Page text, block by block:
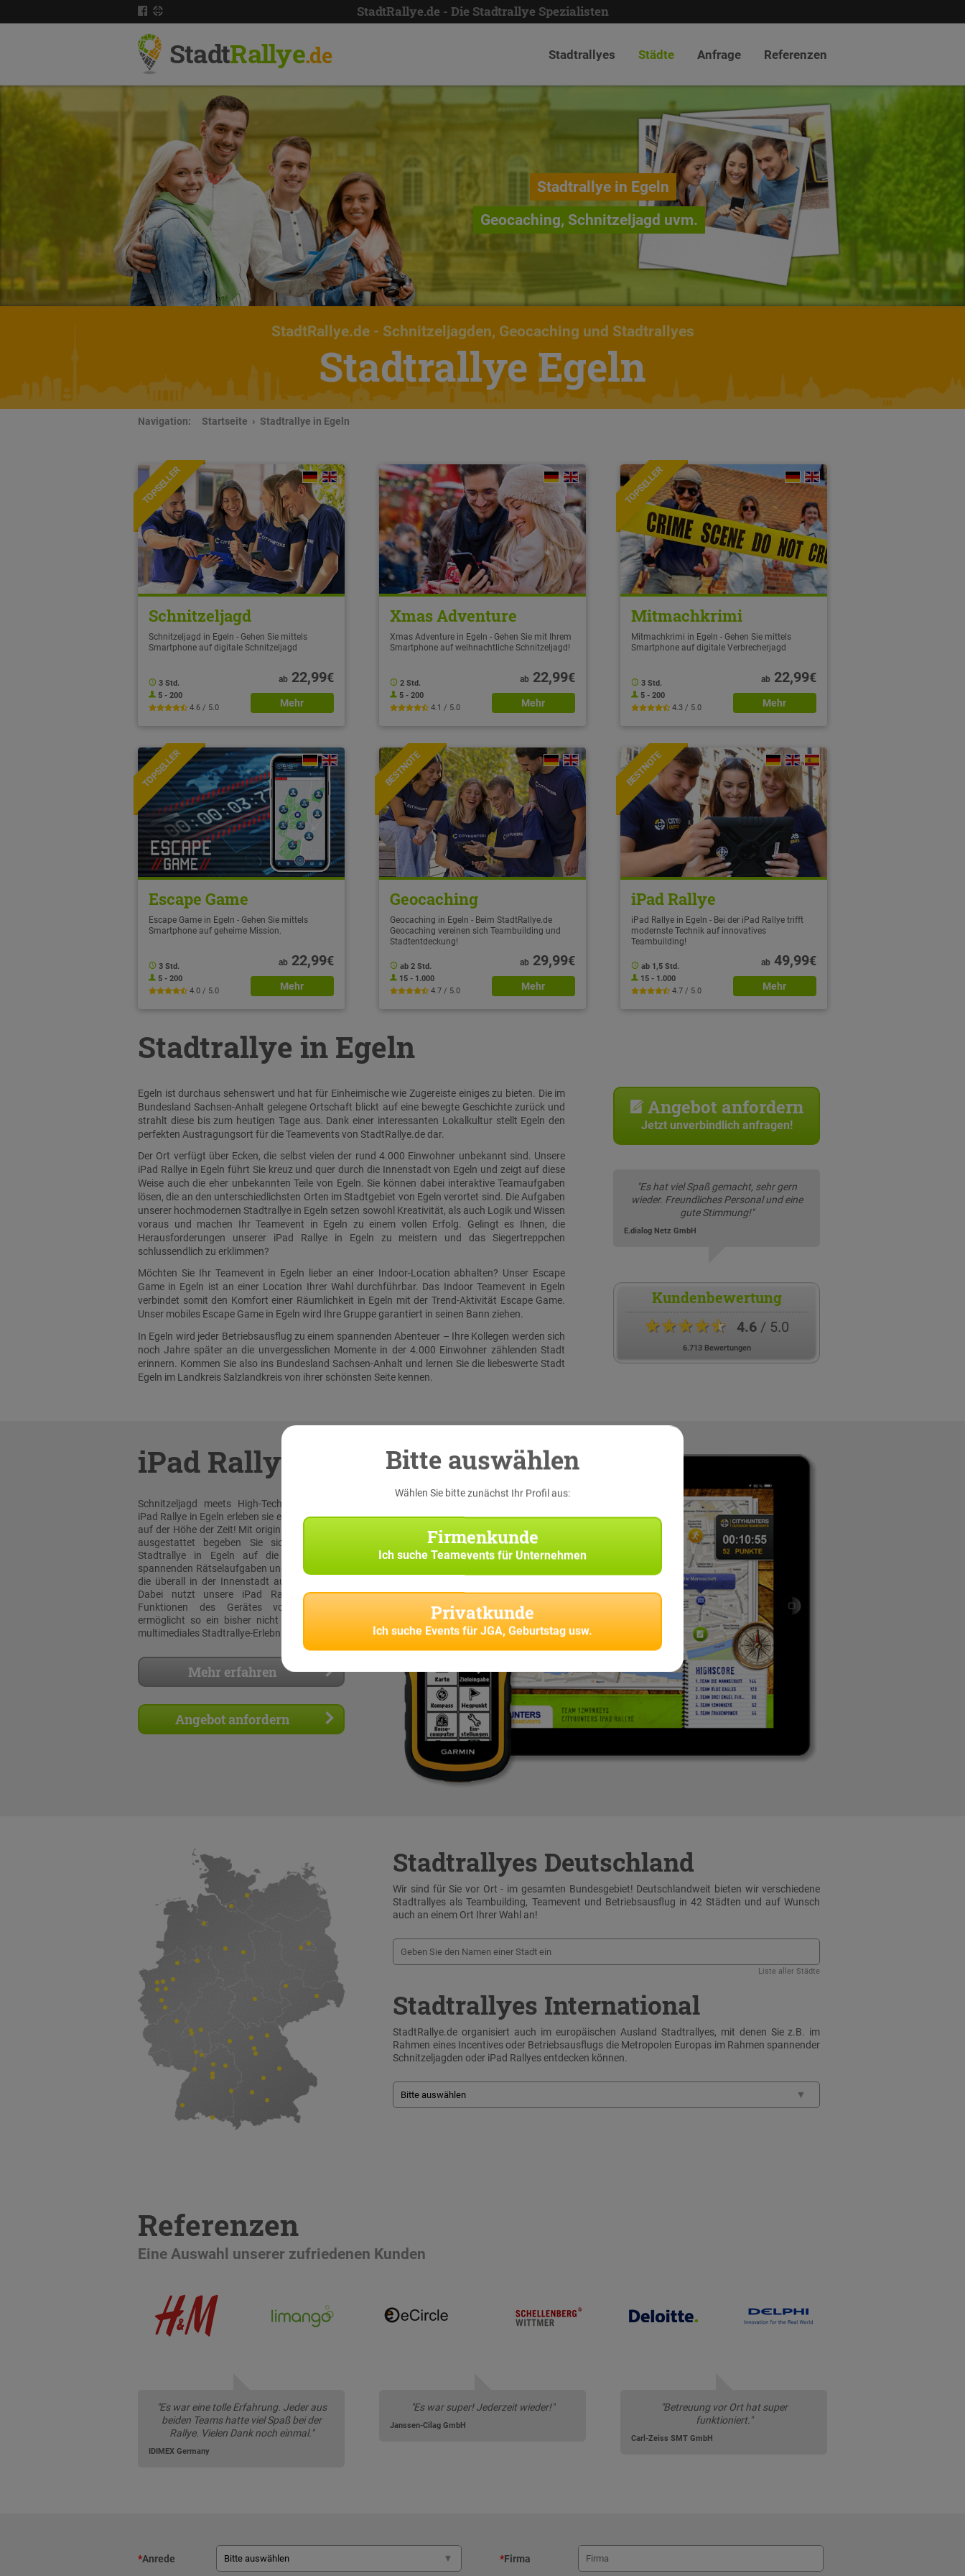
StadtRallye.de - Die Stadtrallye Spezialisten
StadtRallye.de Stadtrallyes Städte Anfrage Referenzen
Stadtrallye in Egeln
Geocaching, Schnitzeljagd uvm.
StadtRallye.de- Schnitzeljagden, Geocaching und Stadtrallyes
Stadtrallye Egeln
Navigation: Startseite Stadtrallye in Egeln
TOPSELLER
Schnitzeljagd
Schnitzeljagd in Egeln - Gehen Sie mittels
Smartphone auf digitale Schnitzeljagd
3 Std.
5 - 200
4.6 / 5.0
ab22,99€
Mehr
Xmas Adventure
Xmas Adventure in Egeln - Gehen Sie mit Ihrem
Smartphone auf weihnachtliche Schnitzeljagd!
2 Std.
5 - 200
4.1 / 5.0
ab22,99€
Mehr
TOPSELLER
Mitmachkrimi
Mitmachkrimi in Egeln - Gehen Sie mittels
Smartphone auf digitale Verbrecherjagd
3 Std.
5 - 200
4.3 / 5.0
ab22,99€
Mehr
NEU
TOPSELLER
Escape Game
Escape Game in Egeln - Gehen Sie mittels
Smartphone auf geheime Mission.
3 Std.
5 - 200
4.0 / 5.0
ab22,99€
Mehr
BESTNOTE
Geocaching
Geocaching in Egeln - Beim StadtRallye.de
Geocaching vereinen sich Teambuilding und
Stadtentdeckung!
ab 2 Std.
15 - 1.000
4.7 / 5.0
ab29,99€
Mehr
BESTNOTE
iPad Rallye
iPad Rallye in Egeln - Bei der iPad Rallye trifft
modernste Technik auf innovatives
Teambuilding!
ab 1,5 Std.
15 - 1.000
4.7 / 5.0
ab49,99€
Mehr
Stadtrallye in Egeln
Egeln ist durchaus sehenswert und hat für Einheimische wie Zugereiste einiges zu bieten. Die im
Bundesland Sachsen-Anhalt gelegene Ortschaft blickt auf eine bewegte Geschichte zurück und
strahlt diese bis zum heutigen Tage aus. Dank einer interessanten Lokalkultur stellt Egeln den
perfekten Austragungsort für die Teamevents von StadtRallye.de dar.
Der Ort verfügt über Ecken, die selbst vielen der rund 4.000 Einwohner unbekannt sind. Unsere
iPad Rallye in Egeln führt Sie kreuz und quer durch die Innenstadt von Egeln und zeigt auf diese
Weise auch die eher unbekannten Teile von Egeln. Sie können dabei interaktive Teamaufgaben
lösen, die an den unterschiedlichsten Orten im Stadtgebiet von Egeln verortet sind. Die Aufgaben
unserer hochmodernen Stadtrallye in Egeln setzen sowohl Kreativität, als auch Logik und Wissen
voraus und machen Ihr Teamevent in Egeln zu einem vollen Erfolg. Gelingt es Ihnen, die
Herausforderungen unserer iPad Rallye in Egeln zu meistern und das Siegertreppchen
schlussendlich zu erklimmen?
Möchten Sie Ihr Teamevent in Egeln lieber an einer Indoor-Location abhalten? Unser Escape
Game in Egeln ist an einer Location Ihrer Wahl durchführbar. Das Indoor Teamevent in Egeln
verbindet somit den Komfort einer Räumlichkeit in Egeln mit der Trend-Aktivität Escape Game.
Unser mobiles Escape Game in Egeln wird Ihre Gruppe garantiert in seinen Bann ziehen.
In Egeln wird jeder Betriebsausflug zu einem spannenden Abenteuer – Ihre Kollegen werden sich
noch Jahre später an die unvergesslichen Momente in der 4.000 Einwohner zählenden Stadt
erinnern. Kommen Sie also ins Bundesland Sachsen-Anhalt und lernen Sie die liebeswerte Stadt
Egeln im Landkreis Salzlandkreis von ihrer schönsten Seite kennen.
Angebot anfordern
Jetzt unverbindlich anfragen!
"Es hat viel Spaß gemacht, sehr gern
wieder. Freundliches Personal und eine
gute Stimmung!"
E.dialog Netz GmbH
Kundenbewertung
★★★★★ 4.6/ 5.0
6.713 Bewertungen
iPad Rallye
Schnitzeljagd meets High-Tech: Bei unserer
iPad Rallye in Egeln erleben sie eine Stadtrallye
auf der Höhe der Zeit! Mit original Apple iPads
ausgestattet begeben Sie sich bei dieser
Stadtrallye in Egeln auf die Suche nach
spannenden Rätselaufgaben und Team-Tasks,
die überall in der Innenstadt auf Sie warten.
Dabei nutzt unsere iPad Rallye App die
Funktionen des Gerätes voll aus und
ermöglicht so ein bisher nicht dagewesenes
multimediales Stadtrallye-Erlebnis!
Mehr erfahren
Angebot anfordern
Stadtrallyes Deutschland
Wir sind für Sie vor Ort - im gesamten Bundesgebiet! Deutschlandweit bieten wir verschiedene
Stadtrallyes als Teambuilding, Teamevent und Betriebsausflug in 42 Städten und auf Wunsch
auch an einem Ort Ihrer Wahl an!
Liste aller Städte
Stadtrallyes International
StadtRallye.de organisiert auch im europäischen Ausland Stadtrallyes, mit denen Sie z.B. im
Rahmen eines Incentives oder Betriebsausflugs die Metropolen Europas im Rahmen spannender
Schnitzeljagden oder iPad Rallyes entdecken können.
Referenzen
Eine Auswahl unserer zufriedenen Kunden
"Es war eine tolle Erfahrung. Jeder aus
beiden Teams hatte viel Spaß bei der
Rallye. Vielen Dank noch einmal."
IDIMEX Germany
"Es war super! Jederzeit wieder!"
Janssen-Cilag GmbH
"Betreuung vor Ort hat super
funktioniert."
Carl-Zeiss SMT GmbH
*Anrede *Firma
Bitte auswählen
Wählen Sie bitte zunächst Ihr Profil aus:
Firmenkunde
Ich suche Teamevents für Unternehmen
Privatkunde
Ich suche Events für JGA, Geburtstag usw.